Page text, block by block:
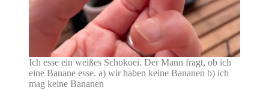
Ich esse ein weißes Schokoei. Der Mann fragt, ob ich
eine Banane esse. a) wir haben keine Bananen b) ich
mag keine Bananen